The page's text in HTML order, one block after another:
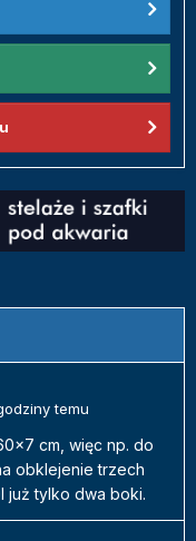
temu
cm, więc np. do
obklejenie trzech
już tylko dwa boki.